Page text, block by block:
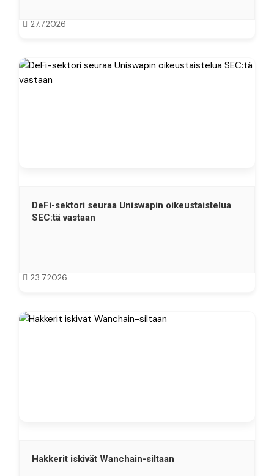
27.7.2026
DeFi-sektori seuraa Uniswapin oikeustaistelua
SEC:tä vastaan
23.7.2026
Hakkerit iskivät Wanchain-siltaan